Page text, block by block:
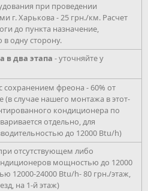
при проведении
г. Харькова - 25 грн./км. Расчет
до пункта назначение,
в одну сторону.
в два этапа - уточняйте у
фреона - 60% от
(в случае нашего монтажа в этот-
кондиционера по
отдельно, для
до 12000 Btu/h)
отсутствующем либо
мощностью до 12000
12000-24000 Btu/h- 80 грн./этаж,
на 1-й этаж)